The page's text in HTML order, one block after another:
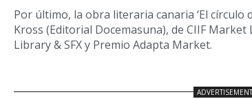
Por último, la obra literaria canaria ‘El círculo
Kross (Editorial Docemasuna), de CIIF
Library & SFX y Premio Adapta Market.